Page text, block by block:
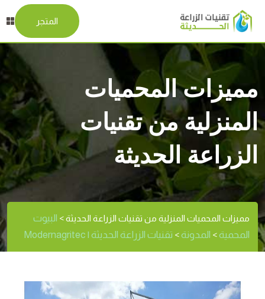
المتجر
مميزات المحميات
المنزلية من تقنيات
الزراعة الحديثة
مميزات المحميات المنزلية من تقنيات الزراعة الحديثة> البيوت
المحمية> المدونة> تقنيات الزراعة الحديثة | Modernagritec